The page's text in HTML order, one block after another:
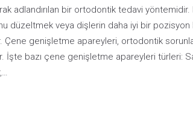
adlandırılan bir ortodontik tedavi
düzeltmek veya dişlerin daha iyi bir pozisyon
Çene genişletme apareyleri, ortodontik
İşte bazı çene genişletme apareyleri türleri: